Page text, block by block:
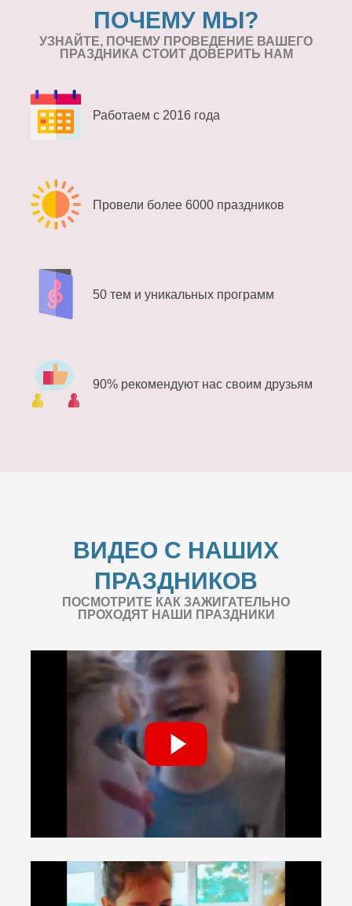
ПОЧЕМУ МЫ?
УЗНАЙТЕ, ПОЧЕМУ ПРОВЕДЕНИЕ ВАШЕГО
ПРАЗДНИКА СТОИТ ДОВЕРИТЬ НАМ
Работаем с 2016 года
Провели более 6000 праздников
50 тем и уникальных программ
90% рекомендуют нас своим друзьям
ВИДЕО С НАШИХ
ПРАЗДНИКОВ
ПОСМОТРИТЕ КАК ЗАЖИГАТЕЛЬНО
ПРОХОДЯТ НАШИ ПРАЗДНИКИ